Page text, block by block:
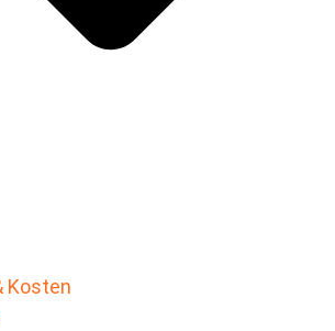
Kosten